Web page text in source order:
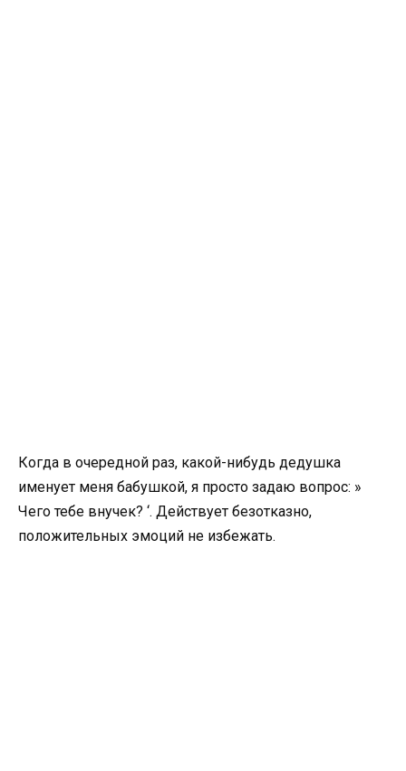
Когда в очередной раз, какой-нибудь дедушка
именует меня бабушкой, я просто задаю вопрос: »
Чего тебе внучек? ‘. Действует безотказно,
положительных эмоций не избежать.